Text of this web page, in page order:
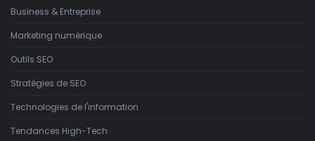
Business & Entreprise
Marketing numérique
Outils SEO
Stratégies de SEO
Technologies de l'information
Tendances High-Tech